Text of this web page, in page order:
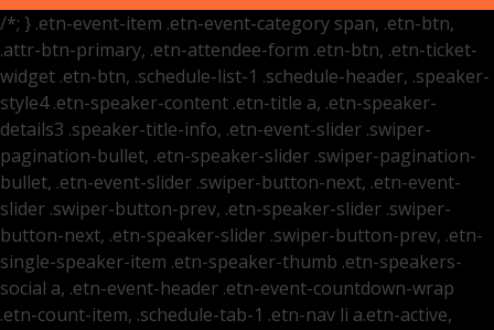
/*; } .etn-event-item .etn-event-category span, .etn-btn,
.attr-btn-primary, .etn-attendee-form .etn-btn, .etn-ticket-
widget .etn-btn, .schedule-list-1 .schedule-header, .speaker-
style4 .etn-speaker-content .etn-title a, .etn-speaker-
details3 .speaker-title-info, .etn-event-slider .swiper-
pagination-bullet, .etn-speaker-slider .swiper-pagination-
bullet, .etn-event-slider .swiper-button-next, .etn-event-
slider .swiper-button-prev, .etn-speaker-slider .swiper-
button-next, .etn-speaker-slider .swiper-button-prev, .etn-
single-speaker-item .etn-speaker-thumb .etn-speakers-
social a, .etn-event-header .etn-event-countdown-wrap
.etn-count-item, .schedule-tab-1 .etn-nav li a.etn-active,